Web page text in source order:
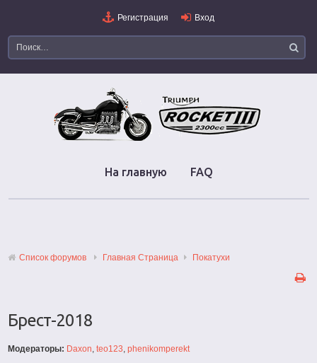
Регистрация Вход
На главную FAQ
Список форумов Главная Страница Покатухи
Брест-2018
Модераторы: Daxon,teo123,phenikomperekt